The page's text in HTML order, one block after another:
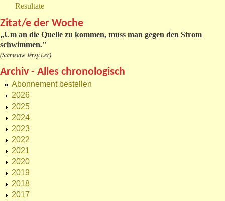
Resultate
Zitat/e der Woche
„Um an die Quelle zu kommen, muss man gegen den Strom
schwimmen."
(Stanislaw Jerzy Lec)
Archiv - Alles chronologisch
Abonnement bestellen
2026
2025
2024
2023
2022
2021
2020
2019
2018
2017